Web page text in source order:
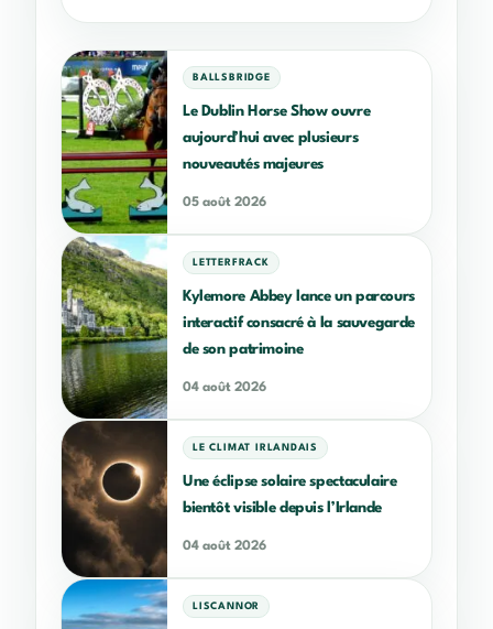
BALLSBRIDGE
Le Dublin Horse Show ouvre
aujourd’hui avec plusieurs
nouveautés majeures
05 août 2026
LETTERFRACK
Kylemore Abbey lance un parcours
interactif consacré à la sauvegarde
de son patrimoine
04 août 2026
LE CLIMAT IRLANDAIS
Une éclipse solaire spectaculaire
bientôt visible depuis l’Irlande
04 août 2026
LISCANNOR